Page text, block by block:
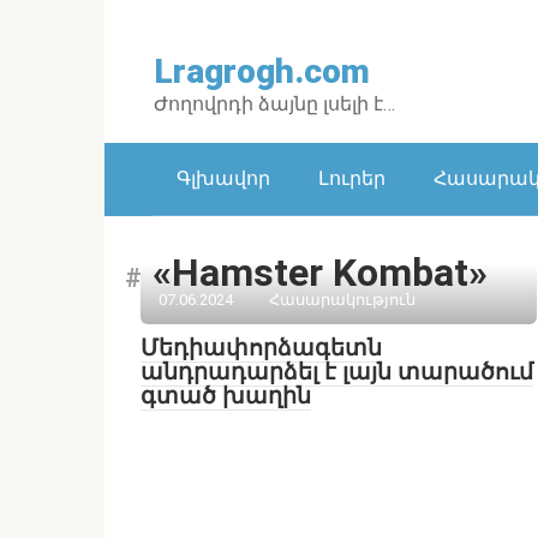
Lragrogh.com
Ժողովրդի ձայնը լսելի է…
Գլխավոր Լուրեր
«Hamster Kombat»
07.06.2024 Հասարակություն
Մեդիափորձագետն
անդրադարձել է լայն տարածում
գտած խաղին